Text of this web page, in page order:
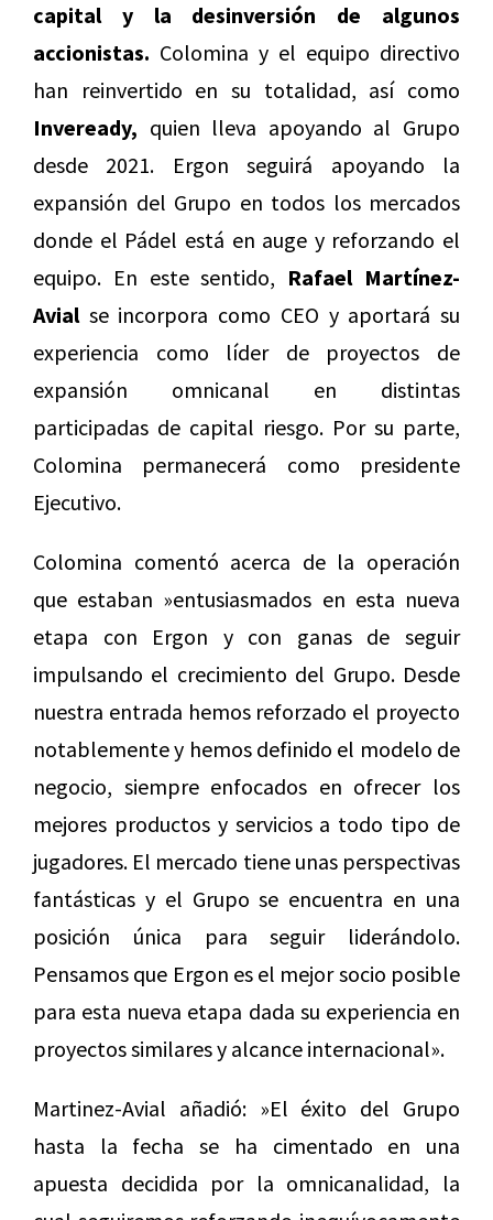
capital y la desinversión de algunos
accionistas. Colomina y el equipo directivo
han reinvertido en su totalidad, así como
Inveready, quien lleva apoyando al Grupo
desde 2021. Ergon seguirá apoyando la
expansión del Grupo en todos los mercados
donde el Pádel está en auge y reforzando el
equipo. En este sentido, Rafael Martínez-
Avialse incorpora como CEO y aportará su
experiencia como líder de proyectos de
expansión omnicanal en distintas
participadas de capital riesgo. Por su parte,
Colomina permanecerá como presidente
Ejecutivo.
Colomina comentó acerca de la operación
que estaban »entusiasmados en esta nueva
etapa con Ergon y con ganas de seguir
impulsando el crecimiento del Grupo. Desde
nuestra entrada hemos reforzado el proyecto
notablemente y hemos definido el modelo de
negocio, siempre enfocados en ofrecer los
mejores productos y servicios a todo tipo de
jugadores. El mercado tiene unas perspectivas
fantásticas y el Grupo se encuentra en una
posición única para seguir liderándolo.
Pensamos que Ergon es el mejor socio posible
para esta nueva etapa dada su experiencia en
proyectos similares y alcance internacional».
Martinez-Avial añadió: »El éxito del Grupo
hasta la fecha se ha cimentado en una
apuesta decidida por la omnicanalidad, la